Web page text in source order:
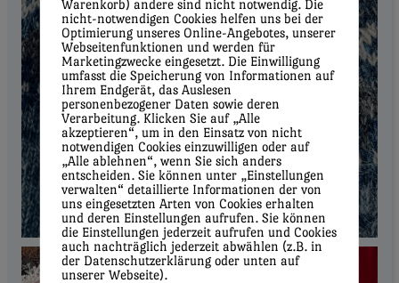
Warenkorb) andere sind nicht notwendig. Die
nicht-notwendigen Cookies helfen uns bei der
Optimierung unseres Online-Angebotes, unserer
Webseitenfunktionen und werden für
Marketingzwecke eingesetzt. Die Einwilligung
umfasst die Speicherung von Informationen auf
Ihrem Endgerät, das Auslesen
personenbezogener Daten sowie deren
Verarbeitung. Klicken Sie auf „Alle
akzeptieren“, um in den Einsatz von nicht
notwendigen Cookies einzuwilligen oder auf
„Alle ablehnen“, wenn Sie sich anders
entscheiden. Sie können unter „Einstellungen
verwalten“ detaillierte Informationen der von
uns eingesetzten Arten von Cookies erhalten
und deren Einstellungen aufrufen. Sie können
die Einstellungen jederzeit aufrufen und Cookies
auch nachträglich jederzeit abwählen (z.B. in
der Datenschutzerklärung oder unten auf
unserer Webseite).